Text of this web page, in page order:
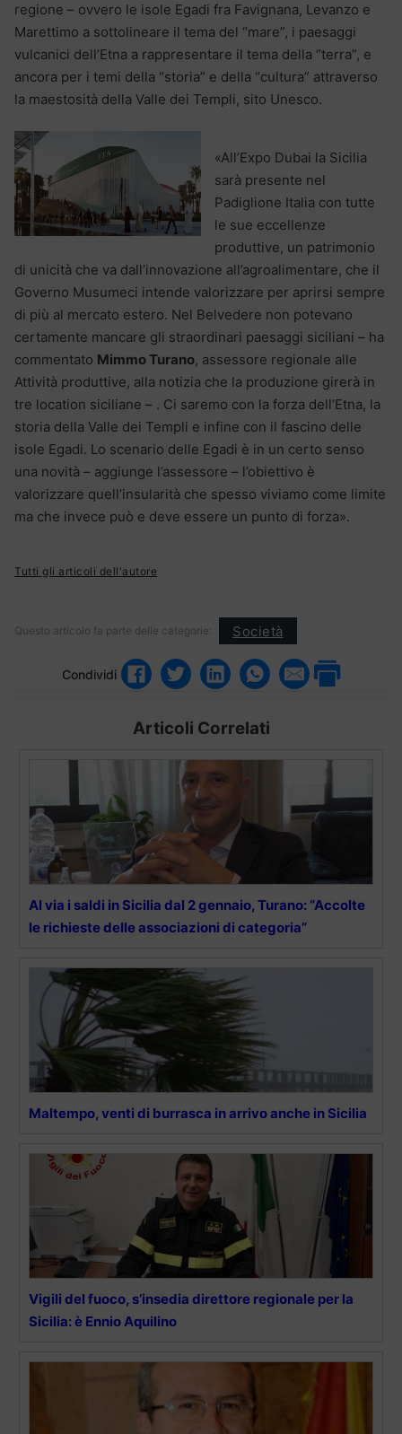
regione – ovvero le isole Egadi fra Favignana, Levanzo e
Marettimo a sottolineare il tema del “mare”, i paesaggi
vulcanici dell’Etna a rappresentare il tema della “terra”, e
ancora per i temi della “storia” e della “cultura” attraverso
la maestosità della Valle dei Templi, sito Unesco.
«All’Expo Dubai la Sicilia
sarà presente nel
Padiglione Italia con tutte
le sue eccellenze
produttive, un patrimonio
di unicità che va dall’innovazione all’agroalimentare, che il
Governo Musumeci intende valorizzare per aprirsi sempre
di più al mercato estero. Nel Belvedere non potevano
certamente mancare gli straordinari paesaggi siciliani – ha
commentato Mimmo Turano, assessore regionale alle
Attività produttive, alla notizia che la produzione girerà in
tre location siciliane – . Ci saremo con la forza dell’Etna, la
storia della Valle dei Templi e infine con il fascino delle
isole Egadi. Lo scenario delle Egadi è in un certo senso
una novità – aggiunge l’assessore – l’obiettivo è
valorizzare quell’insularità che spesso viviamo come limite
ma che invece può e deve essere un punto di forza».
Tutti gli articoli dell'autore
Questo articolo fa parte delle categorie: Società
Condividi
Articoli Correlati
Al via i saldi in Sicilia dal 2 gennaio, Turano: “Accolte
le richieste delle associazioni di categoria”
Maltempo, venti di burrasca in arrivo anche in Sicilia
Vigili del fuoco, s’insedia direttore regionale per la
Sicilia: è Ennio Aquilino